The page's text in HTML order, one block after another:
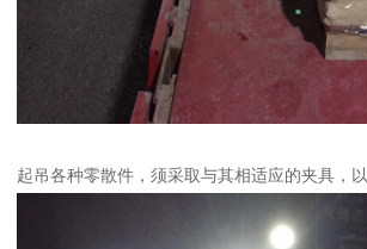
起吊各种零散件，须采取与其相适应的夹具，